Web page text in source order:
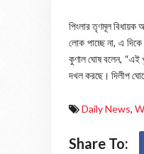
পিংলার তৃণমূল বিধায়ক
লোক পাচ্ছে না, এ
কুণাল ঘোষ বলেন, “এই
দখল করছে। দিলীপ
Daily News,
Share To: